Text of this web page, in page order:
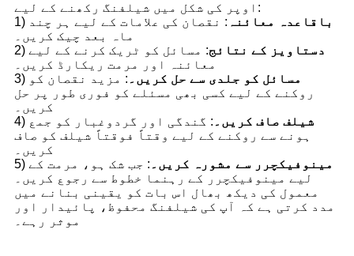
اوپر کی شکل میں شیلفنگ رکھنے کے لیے:
1)
باقاعدہ معائنہ : نقصان کی علامات کے لیے ہر چند
ماہ بعد چیک کریں۔
2)
دستاویز کے نتائج: مسائل کو ٹریک کرنے کے لیے
معائنہ اور مرمت ریکارڈ کریں۔
3)
مسائل کو جلدی سے حل کریں۔ : مزید نقصان کو
روکنے کے لیے کسی بھی مسئلے کو فوری طور پر حل
کریں۔
4)
شیلف صاف کریں۔ : گندگی اور گردوغبار کو جمع
ہونے سے روکنے کے لیے وقتاً فوقتاً شیلف کو صاف
کریں۔
5)
مینوفیکچرر سے مشورہ کریں۔ : جب شک ہو، مرمت کے
لیے مینوفیکچرر کے رہنما خطوط سے رجوع کریں۔
معمول کی دیکھ بھال اس بات کو یقینی بنانے میں
مدد کرتی ہے کہ آپ کی شیلفنگ محفوظ، پائیدار اور
موثر رہے۔